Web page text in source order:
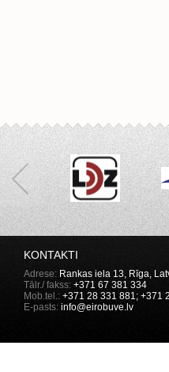
KONTAKTI
Adrese: Rankas iela 13, Rīga,
Tālr./ fakss: +371 67 381 334
Mob.tel.: +371 28 331 881; +371
E-pasts: info@eirobuve.lv